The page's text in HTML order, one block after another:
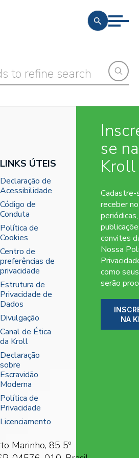
LINKS ÚTEIS
Declaração de
Acessibilidade
Código de
Conduta
Política de
Cookies
Centro de
preferências de
privacidade
Estrutura de
Privacidade de
Dados
Divulgação
Canal de Ética
da Kroll
Declaração
sobre
Escravidão
Moderna
Política de
Privacidade
Licenciamento
Marinho, 85 5º
se na
Kroll
Cadastre-
receber
periódicas,
convites
Nossa
como
serão
NA